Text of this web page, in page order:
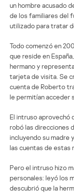
un hombre acusado
de los familiares del
utilizado para tratar
Todo comenzó en
que reside en
hermano y
tarjeta de visita. Se
cuenta de Roberto
le permitían acceder
El intruso aprovechó
robó las direcciones
incluyendo su madre
las cuentas de estas
Pero el intruso hizo
personales: leyó los
descubrió que la